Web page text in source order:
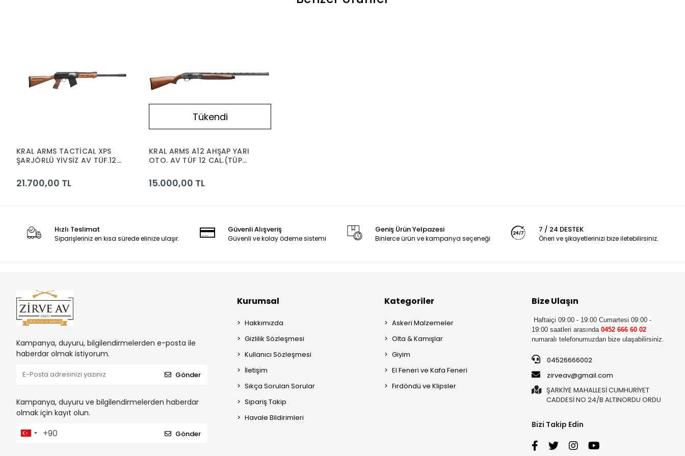
KRAL ARMS TACTİCAL XPS
ŞARJÖRLÜ YİVSİZ AV TÜF.12
21.700,00 TL
Tükendi
KRAL ARMS A12 AHŞAP YARI
OTO. AV TÜF 12 CAL.(TÜP
15.000,00 TL
Hızlı Teslimat
Siparişleriniz en kısa sürede elinize ulaşır.
Güvenli Alışveriş
Güvenli ve kolay ödeme sistemi
Geniş Ürün Yelpazesi
Binlerce ürün ve kampanya seçeneği
7 / 24 DESTEK
Öneri ve şikayetlerinizi bize iletebilirsiniz.
Kampanya, duyuru, bilgilendirmelerden e-posta ile
haberdar olmak istiyorum.
Gönder
Kampanya, duyuru ve bilgilendirmelerden haberdar
olmak için kayıt olun.
Gönder
Kurumsal
Hakkımızda
Gizlilik Sözleşmesi
Kullanıcı Sözleşmesi
İletişim
Sıkça Sorulan Sorular
Sipariş Takip
Havale Bildirimleri
Kategoriler
Askeri Malzemeler
Olta & Kamışlar
Giyim
El Feneri ve Kafa Feneri
Fırdöndü ve Klipsler
Bize Ulaşın
Haftaiçi 09:00 - 19:00Cumartesi 09:00 -
19:00 saatleri arasında0452 666 60 02
numaralı telefonumuzdan bize ulaşabilirsiniz.
04526666002
zirveav@gmail.com
ŞARKİYE MAHALLESİ CUMHURİYET
CADDESİ NO 24/B ALTINORDU ORDU
Bizi Takip Edin